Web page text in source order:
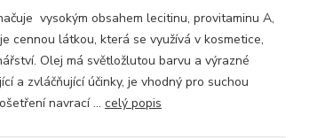
vysokým obsahem lecitinu, provitaminu A,
cennou látkou, která se využívá v kosmetice,
Olej má světložlutou barvu a výrazné
a zvláčňující účinky, je vhodný pro suchou
navrací ... celý popis